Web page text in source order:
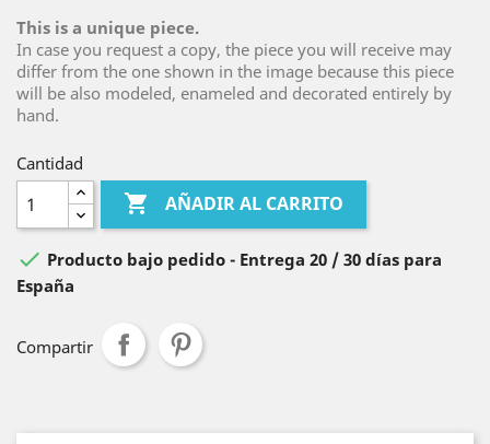
This is a unique piece.
In case you request a copy, the piece you will receive may
differ from the one shown in the image because this piece
will be also modeled, enameled and decorated entirely by
hand.
Cantidad
 AÑADIR AL CARRITO
 Producto bajo pedido - Entrega 20 / 30 días para
España
Compartir